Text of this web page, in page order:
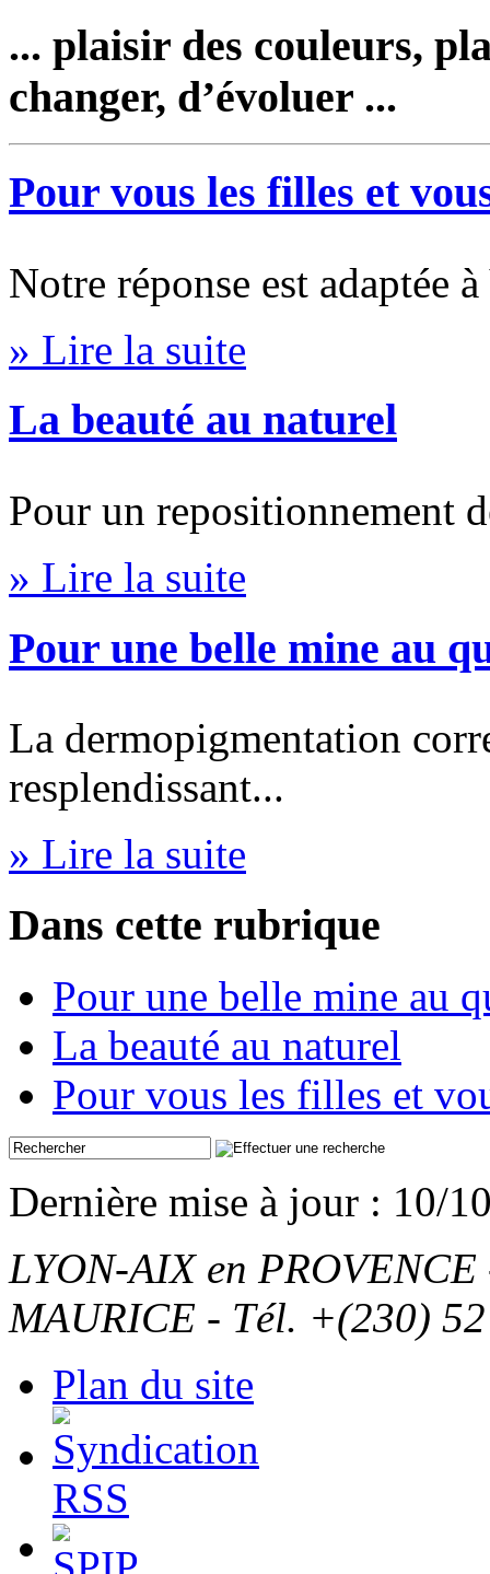
... plaisir des couleurs,
changer, d’évoluer ...
Pour vous les filles et
Notre réponse est adaptée
» Lire la suite
La beauté au naturel
Pour un repositionnement
» Lire la suite
Pour une belle mine au
La dermopigmentation
resplendissant...
» Lire la suite
Dans cette rubrique
Pour une belle mine au
La beauté au naturel
Pour vous les filles et
Dernière mise à jour : 10/
LYON-AIX en
MAURICE - Tél. +(230)
Plan du site